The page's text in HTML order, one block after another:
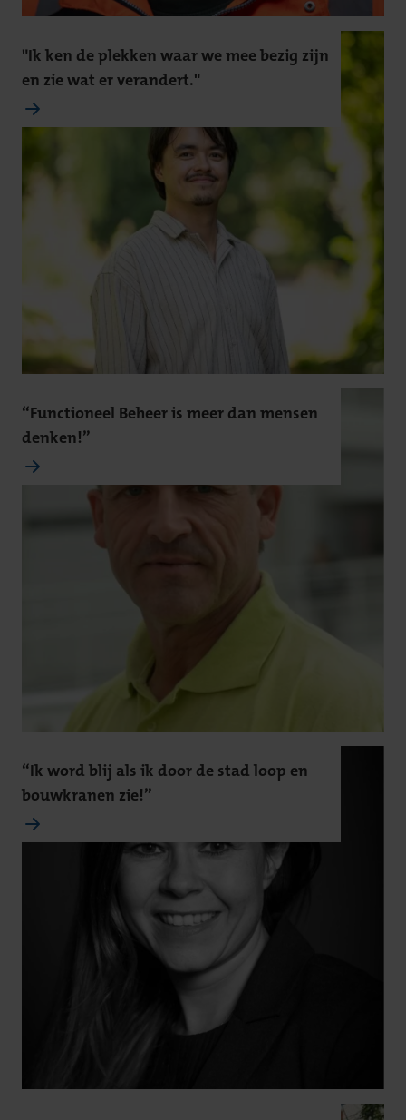
"Ik ken de plekken waar we mee bezig zijn
en zie wat er verandert."
“Functioneel Beheer is meer dan mensen
denken!”
“Ik word blij als ik door de stad loop en
bouwkranen zie!”